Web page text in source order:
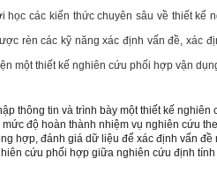
học các kiến thức chuyên sâu về thiết
rèn các kỹ năng xác định vấn đề, xác
một thiết kế nghiên cứu phối hợp vận
thông tin và trình bày một thiết kế
độ hoàn thành nhiệm vụ nghiên cứu
hợp, đánh giá dữ liệu để xác định vấn
cứu phối hợp giữa nghiên cứu định